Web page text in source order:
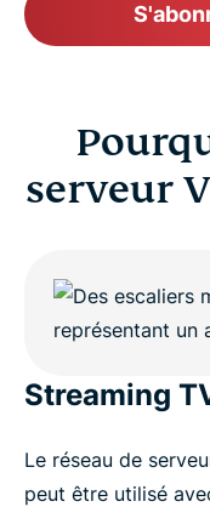
serveur
Streaming
Le réseau de
peut être utilisé